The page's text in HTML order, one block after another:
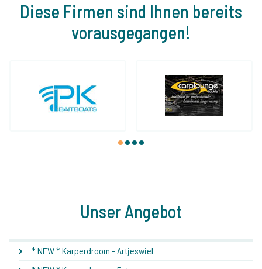
Diese Firmen sind Ihnen bereits
vorausgegangen!
1 2 3 4
Unser Angebot
* NEW * Karperdroom - Artjeswiel